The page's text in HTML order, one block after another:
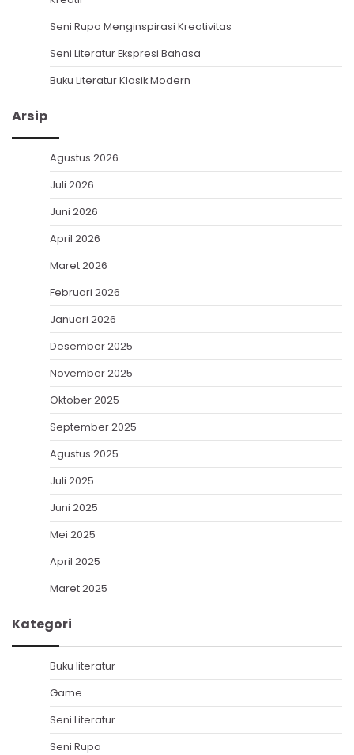
Seni Rupa Menginspirasi Kreativitas
Seni Literatur Ekspresi Bahasa
Buku Literatur Klasik Modern
Arsip
Agustus 2026
Juli 2026
Juni 2026
April 2026
Maret 2026
Februari 2026
Januari 2026
Desember 2025
November 2025
Oktober 2025
September 2025
Agustus 2025
Juli 2025
Juni 2025
Mei 2025
April 2025
Maret 2025
Kategori
Buku literatur
Game
Seni Literatur
Seni Rupa